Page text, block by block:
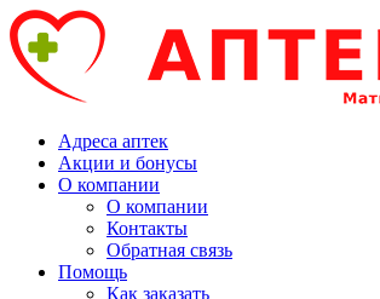
Адреса аптек
Акции и бонусы
О компании
О компании
Контакты
Обратная связь
Помощь
Как заказать